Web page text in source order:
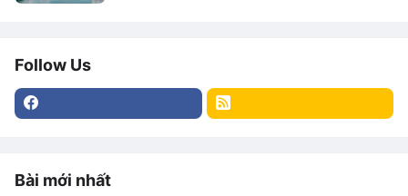
Follow Us
Bài mới nhất